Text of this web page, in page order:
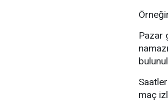
Pazar
maç